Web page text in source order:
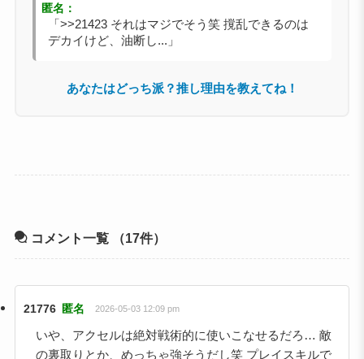
匿名：
「>>21423 それはマジでそう笑 撹乱できるのは
デカイけど、油断し...」
あなたはどっち派？推し理由を教えてね！
コメント一覧 （17件）
21776 匿名 2026-05-03 12:09 pm
いや、アクセルは絶対戦術的に使いこなせるだろ… 敵
の裏取りとか、めっちゃ強そうだし笑 プレイスキルで